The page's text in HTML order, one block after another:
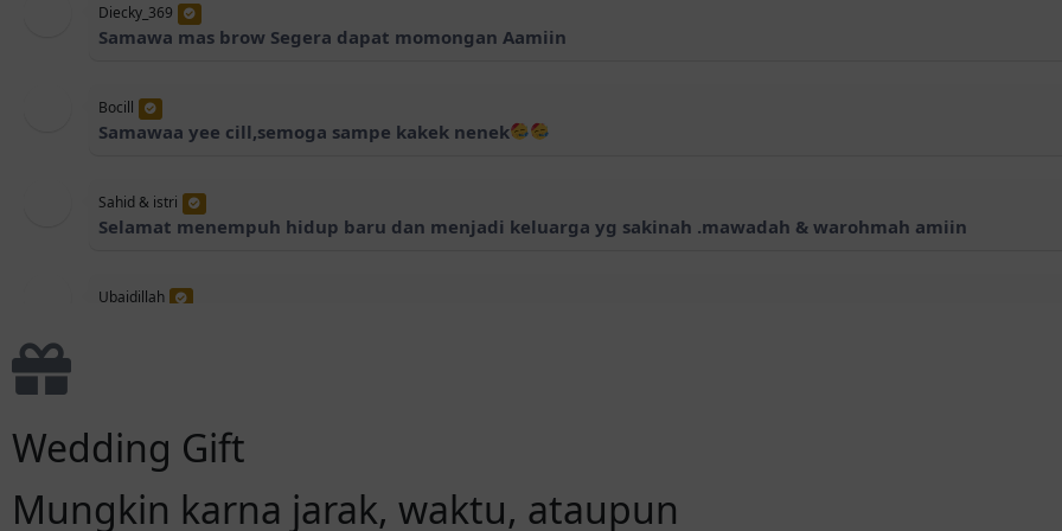
Diecky_369
Samawa mas brow Segera dapat momongan Aamiin
Bocill
Samawaa yee cill,semoga sampe kakek nenek
Sahid & istri
Selamat menempuh hidup baru dan menjadi keluarga yg sakinah .mawadah & warohmah amiin
Ubaidillah
Selamat menempuh hdp baru bwt anaknya bunda yani smg samawa bahagia selalu
Yani
Wedding Gift
Mungkin karna jarak, waktu, ataupun